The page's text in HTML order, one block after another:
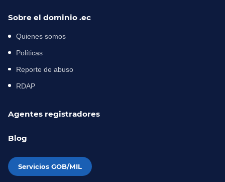
Sobre el dominio .ec
Quienes somos
Políticas
Reporte de abuso
RDAP
Agentes registradores
Blog
Servicios GOB/MIL